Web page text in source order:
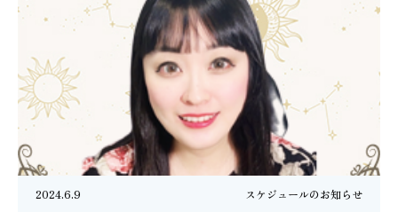
2024.6.9 スケジュールのお知らせ